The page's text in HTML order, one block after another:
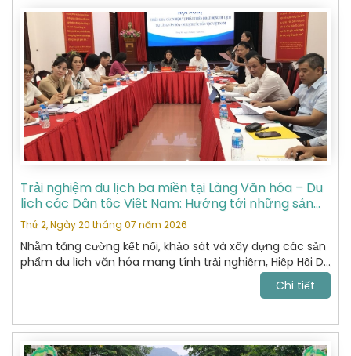
bảo vệ biên giới phía Bắc của Tổ quốc giai đoạn 1979 -
1989.
Trải nghiệm du lịch ba miền tại Làng Văn hóa – Du
lịch các Dân tộc Việt Nam: Hướng tới những sản
phẩm du lịch văn hóa đặc sắc
Thứ 2, Ngày 20 tháng 07 năm 2026
Nhằm tăng cường kết nối, khảo sát và xây dựng các sản
phẩm du lịch văn hóa mang tính trải nghiệm, Hiệp Hội Du
Lịch Hoàn Kiếm đã tham gia chương trình khảo sát thực
tế tại Làng Văn hóa – Du lịch các Dân tộc Việt Nam do
Chi tiết